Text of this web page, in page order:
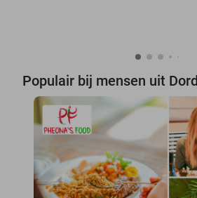
Populair bij mensen uit